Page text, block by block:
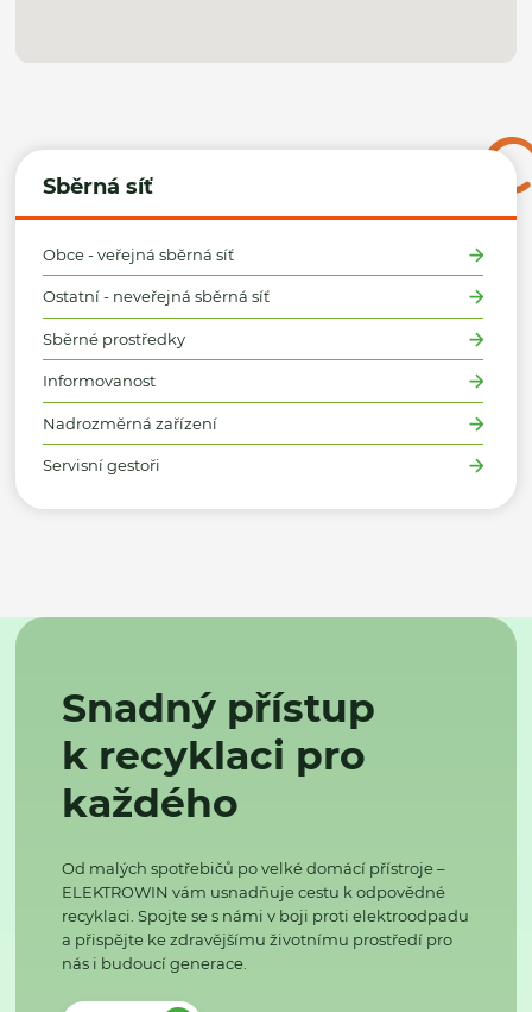
Sběrná síť
Obce - veřejná sběrná síť
Ostatní - neveřejná sběrná síť
Sběrné prostředky
Informovanost
Nadrozměrná zařízení
Servisní gestoři
Snadný přístup
k recyklaci pro
každého
Od malých spotřebičů po velké domácí přístroje –
ELEKTROWIN vám usnadňuje cestu k odpovědné
recyklaci. Spojte se s námi v boji proti elektroodpadu
a přispějte ke zdravějšímu životnímu prostředí pro
nás i budoucí generace.